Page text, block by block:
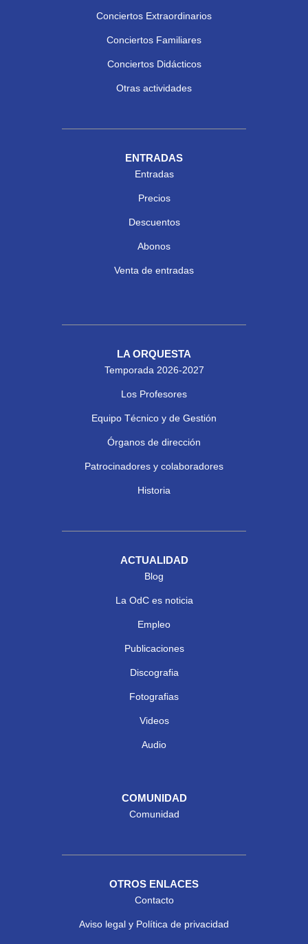
Conciertos Extraordinarios
Conciertos Familiares
Conciertos Didácticos
Otras actividades
ENTRADAS
Entradas
Precios
Descuentos
Abonos
Venta de entradas
LA ORQUESTA
Temporada 2026-2027
Los Profesores
Equipo Técnico y de Gestión
Órganos de dirección
Patrocinadores y colaboradores
Historia
ACTUALIDAD
Blog
La OdC es noticia
Empleo
Publicaciones
Discografia
Fotografias
Videos
Audio
COMUNIDAD
Comunidad
OTROS ENLACES
Contacto
Aviso legal y Política de privacidad